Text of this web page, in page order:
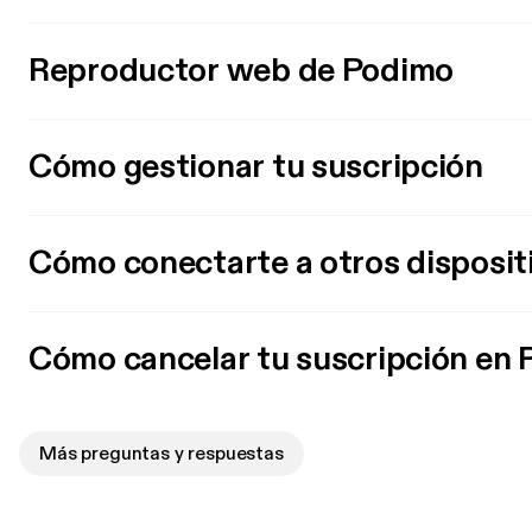
Reproductor web de Podimo
Cómo gestionar tu suscripción
Cómo conectarte a otros
Cómo cancelar tu suscripción en
Más preguntas y respuestas